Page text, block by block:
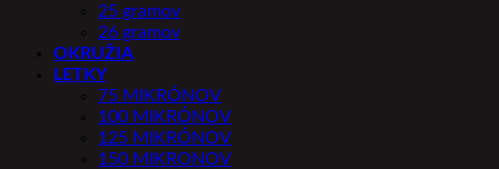
25 gramov
26 gramov
OKRUŽIA
LETKY
75 MIKRÓNOV
100 MIKRÓNOV
125 MIKRÓNOV
150 MIKRONOV